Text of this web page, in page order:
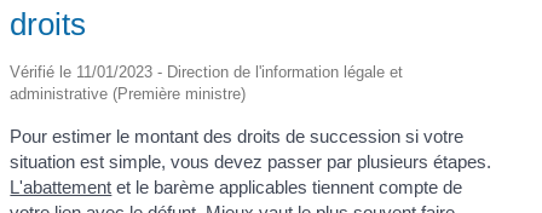
droits
Vérifié le 11/01/2023 - Direction de l'information légale et
administrative (Première ministre)
Pour estimer le montant des droits de succession si votre
situation est simple, vous devez passer par plusieurs étapes.
L'abattement et le barème applicables tiennent compte de